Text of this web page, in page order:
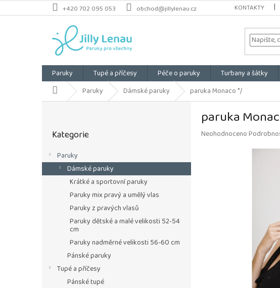
Přejít
na
+420 702 095 053 obchod@jillylenau.cz KONTAKTY
Paruky Tupé a příčesy Péče o paruky Turbany a šátky
Domů Paruky Dámské paruky paruka Monaco */
P
a
n
kategorie
Kategorie
Paruky
Dámské paruky
Krátké a sportovní paruky
Paruky mix pravý a umělý vlas
Paruky z pravých vlasů
Paruky dětské a malé velikosti 52-54
cm
Paruky nadměrné velikosti 56-60 cm
Pánské paruky
Tupé a příčesy
Pánské tupé
paruka
Průměrné
Neohodnoceno